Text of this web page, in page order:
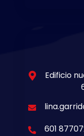
Edificio
601